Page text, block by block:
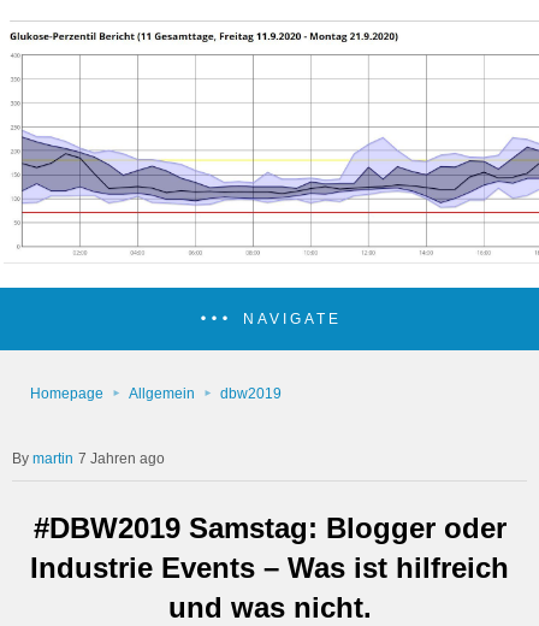
NAVIGATE
Homepage Allgemein dbw2019
martin 7 Jahren ago
#DBW2019 Samstag: Blogger oder
Industrie Events – Was ist hilfreich
und was nicht.